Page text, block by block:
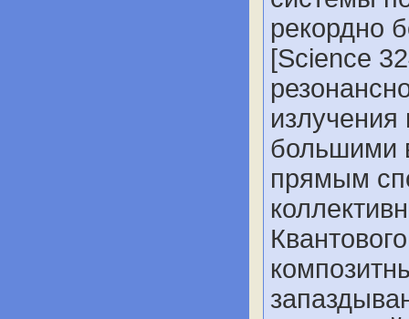
рекордно
[Science
излучения
большими
прямым